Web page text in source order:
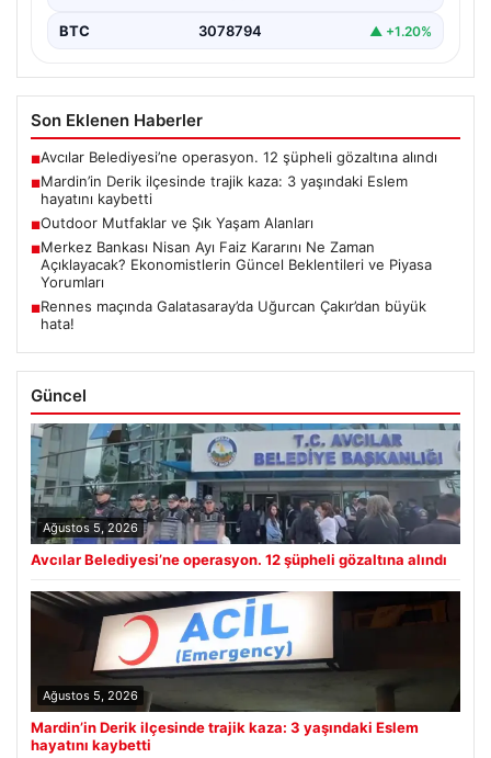
BTC 3078794 ▲ +1.20%
Son Eklenen Haberler
■Avcılar Belediyesi’ne operasyon. 12 şüpheli gözaltına alındı
■Mardin’in Derik ilçesinde trajik kaza: 3 yaşındaki Eslem
hayatını kaybetti
■Outdoor Mutfaklar ve Şık Yaşam Alanları
■Merkez Bankası Nisan Ayı Faiz Kararını Ne Zaman
Açıklayacak? Ekonomistlerin Güncel Beklentileri ve Piyasa
Yorumları
■Rennes maçında Galatasaray’da Uğurcan Çakır’dan büyük
hata!
Güncel
Ağustos 5, 2026
Avcılar Belediyesi’ne operasyon. 12 şüpheli gözaltına alındı
Ağustos 5, 2026
Mardin’in Derik ilçesinde trajik kaza: 3 yaşındaki Eslem
hayatını kaybetti